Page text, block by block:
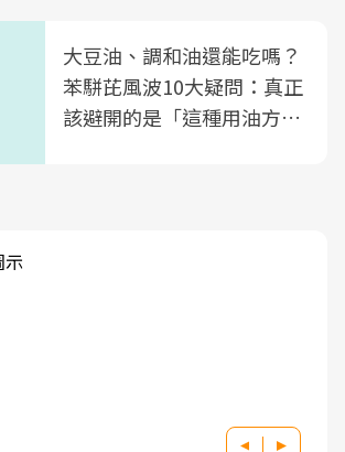
大豆油、調和油還能吃嗎？
苯駢芘風波10大疑問：真正
該避開的是「這種用油方